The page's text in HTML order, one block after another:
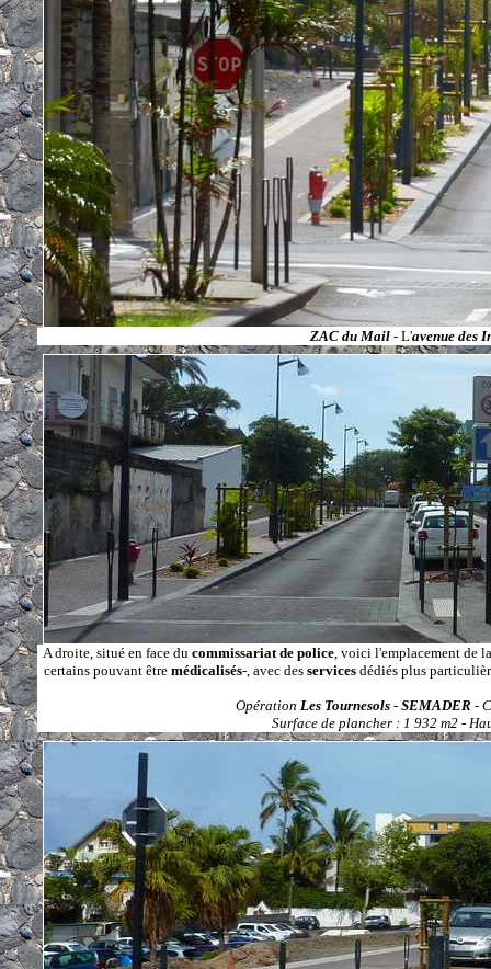
ZAC du Mail - L'avenue des
A droite, situé en face du commissariat de police, voici l'emplacement de
certains pouvant êtremédicalisés-, avec desservices dédiés plus
Opération Les Tournesols - SEMADER -
Surface de plancher : 1 932 m2 -